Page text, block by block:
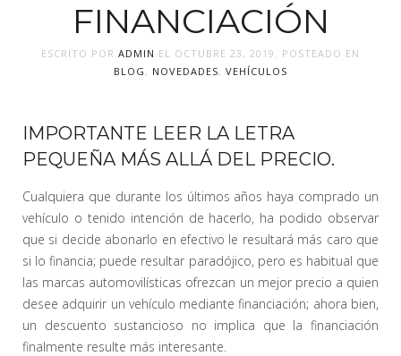
FINANCIACIÓN
ESCRITO POR ADMIN EL OCTUBRE 23, 2019
. POSTEADO EN
BLOG , NOVEDADES, VEHÍCULOS
IMPORTANTE LEER LA LETRA
PEQUEÑA MÁS ALLÁ DEL PRECIO.
Cualquiera que durante los últimos años haya comprado un
vehículo o tenido intención de hacerlo, ha podido observar
que si decide abonarlo en efectivo le resultará más caro que
si lo financia; puede resultar paradójico, pero es habitual que
las marcas automovilísticas ofrezcan un mejor precio a quien
desee adquirir un vehículo mediante financiación; ahora bien,
un descuento sustancioso no implica que la financiación
finalmente resulte más interesante.